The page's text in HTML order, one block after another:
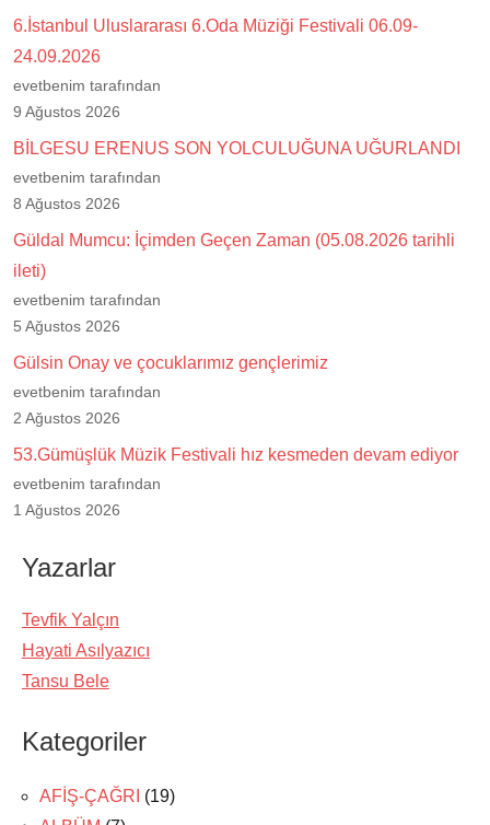
6.İstanbul Uluslararası 6.Oda Müziği Festivali 06.09-
24.09.2026
evetbenim tarafından
9 Ağustos 2026
BİLGESU ERENUS SON YOLCULUĞUNA UĞURLANDI
evetbenim tarafından
8 Ağustos 2026
Güldal Mumcu: İçimden Geçen Zaman (05.08.2026 tarihli
ileti)
evetbenim tarafından
5 Ağustos 2026
Gülsin Onay ve çocuklarımız gençlerimiz
evetbenim tarafından
2 Ağustos 2026
53.Gümüşlük Müzik Festivali hız kesmeden devam ediyor
evetbenim tarafından
1 Ağustos 2026
Yazarlar
Tevfik Yalçın
Hayati Asılyazıcı
Tansu Bele
Kategoriler
AFİŞ-ÇAĞRI (19)